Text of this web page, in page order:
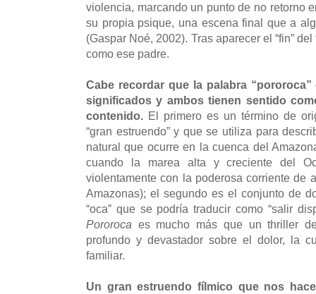
violencia, marcando un punto de no retorno
su propia psique, una escena final que a
(Gaspar Noé, 2002). Tras aparecer el “fin”
como ese padre.
Cabe recordar que la palabra
significados y ambos tienen sentido
contenido. El primero es un término de
“gran estruendo” y que se utiliza para
natural que ocurre en la cuenca del
cuando la marea alta y creciente del
violentamente con la poderosa corriente de
Amazonas); el segundo es el conjunto de
“oca” que se podría traducir como “salir
Pororoca es mucho más que un thriller
profundo y devastador sobre el dolor, la
familiar.
Un gran estruendo fílmico que nos